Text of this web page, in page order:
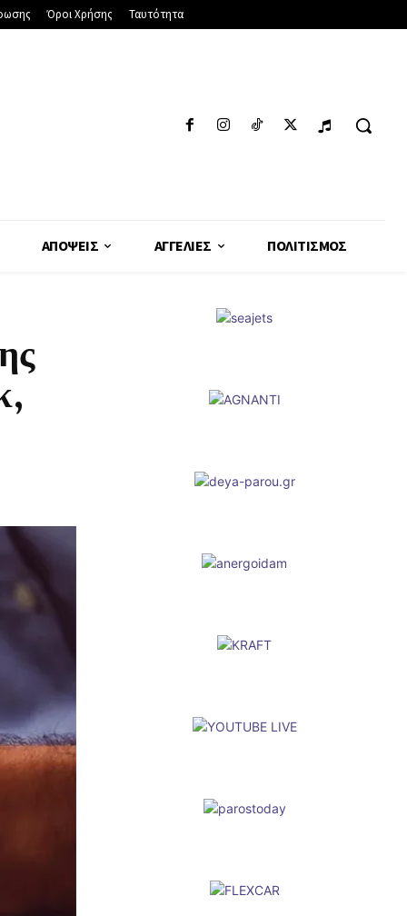
Όροι Χρήσης Ταυτότητα
ΑΠΌΨΕΙΣ ΑΓΓΕΛΊΕΣ ΠΟΛΙΤΙΣΜΌΣ